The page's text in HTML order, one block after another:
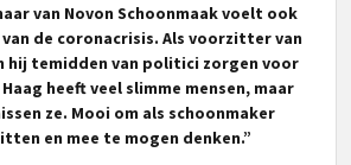
van Novon Schoonmaak voelt ook
de coronacrisis. Als voorzitter van
hij temidden van politici zorgen voor
heeft veel slimme mensen, maar
ze. Mooi om als schoonmaker
en mee te mogen denken.”